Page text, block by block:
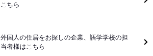
こちら
外国人の住居をお探しの企業、語学学校の担
当者様はこちら